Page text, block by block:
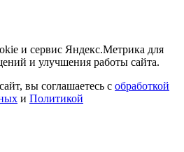
и сервис Яндекс.Метрика для
и улучшения работы сайта.
вы соглашаетесь с обработкой
и Политикой